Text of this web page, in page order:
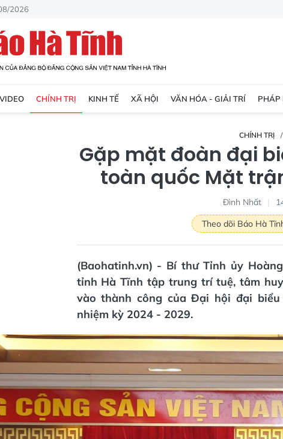
2026
CHÍNH TRỊ KINH TẾ XÃ HỘI VĂN HÓA - GIẢI TRÍ PHÁP
CHÍNH TRỊ
Gặp mặt đoàn đại
toàn quốc Mặt
Đình Nhất
Theo dõi Báo Hà
(Baohatinh.vn) - Bí thư Tỉnh ủy
tỉnh Hà Tĩnh tập trung trí tuệ, tâm
vào thành công của Đại hội đại
nhiệm kỳ 2024 - 2029.